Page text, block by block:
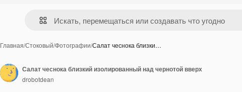
Главная/Стоковый/Фотографии/Салат чеснока близки…
Салат чеснока близкий изолированный над чернотой вверх
drobotdean